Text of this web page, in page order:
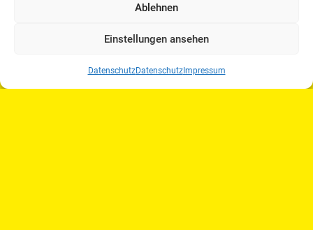
Ablehnen
Einstellungen ansehen
DatenschutzDatenschutzImpressum